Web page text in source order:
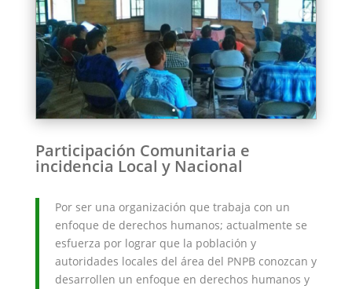
Participación Comunitaria e
incidencia Local y Nacional
Por ser una organización que trabaja con un
enfoque de derechos humanos; actualmente se
esfuerza por lograr que la población y
autoridades locales del área del PNPB conozcan y
desarrollen un enfoque en derechos humanos y